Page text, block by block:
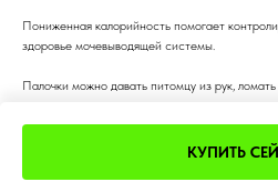
КУПИТЬ
Пониженная калорийность помогает
здоровье мочевыводящей системы.
Палочки можно давать питомцу из рук,
улучшения вкусовой привлекательности.